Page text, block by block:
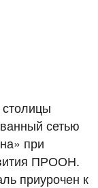
сетью
при
ПРООН.
приурочен к